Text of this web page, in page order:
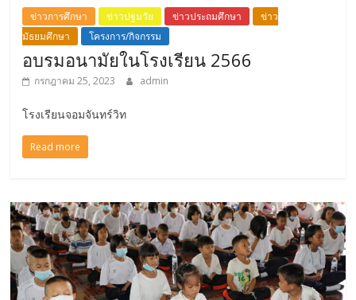
ข่าวการศึกษา ข่าวปฐมวัย ข่าวประถมศึกษา
ข่าว
มัธยมศึกษา
โครงการ/กิจกรรม
อบรมอนามัยในโรงเรียน 2566
กรกฎาคม 25, 2023 admin
โรงเรียนจอมจันทร์วิท
Read more